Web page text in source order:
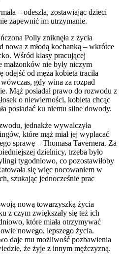
– odeszła, zostawiając dzieci
zapewnić im utrzymanie.
Polly zniknęła z życia
nowa z młodą kochanką – wkrótce
Wśród klasy pracującej
nie były niczym
odejść od męża kobieta traciła
gdy wina za rozpad
Mąż posiadał prawo do rozwodu z
o niewierności, kobieta chcąc
posiadać ku niemu silne dowody.
jednakże wywalczyła
które mąż miał jej wypłacać
sprawę – Thomasa Tavernera. Za
dzielnicy, trzeba było
tygodniowo, co pozostawiłoby
się więc nocowaniem w
szukając jednocześnie prac
nową towarzyszką życia
z czym zwiększały się też ich
które miała otrzymywać
nowego, lepszego życia.
daje mu możliwość pozbawienia
że żyje z innym mężczyzną.